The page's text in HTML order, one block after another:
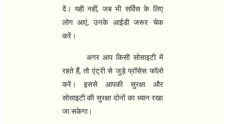
दें। यही नहीं,जब भी सर्विस के लिए
लोग आएं,उनके आईडी जरूर चेक
करें।
अगर आप किसी सोसाइटी में
रहते हैं,तो एंट्री से जुड़े प्रॉसेस फॉलो
करें। इससे आपकी सुरक्षा और
सोसाइटी की सुरक्षा दोनों का ध्यान रखा
जा सकेगा।